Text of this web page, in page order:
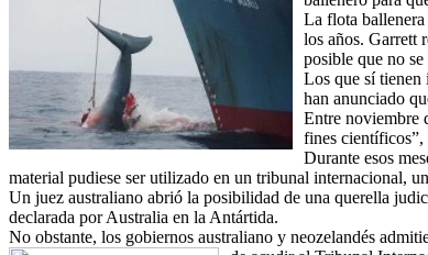
La flota ballenera
los años. Garrett
posible que no
Los que sí tienen
han anunciado
Entre noviembre
fines científicos”,
Durante esos
material pudiese ser utilizado en un tribunal internacional,
Un juez australiano abrió la posibilidad de una querella
declarada por Australia en la Antártida.
No obstante, los gobiernos australiano y neozelandés